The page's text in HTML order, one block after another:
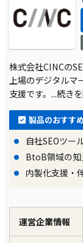
株式会社CINCの
上場のデジタルマ
支援です。...続き
製品のおすす
自社SEOツー
BtoB領域の知
内製化支援・
運営企業情報